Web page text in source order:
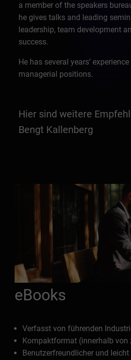
a member of the speakers
he gives talks and leading
leadership, team development
success.
He has several years’
managerial positions.
Hier sind weitere
Bengt Kallenberg
eBooks
Verfasst von führenden
Kompaktformat (innerhalb von
Benutzerfreundlicher und